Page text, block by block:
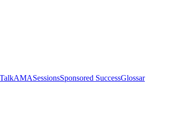
AMASessionsSponsored SuccessGlossar